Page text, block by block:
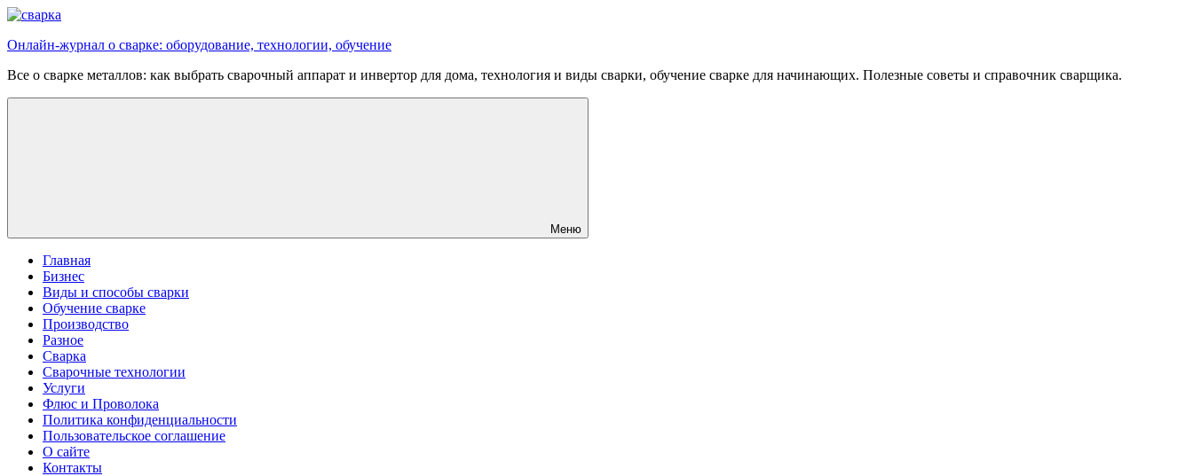
Перейти
содержимому
Онлайн-журнал о сварке: оборудование, технологии, обучение
Все о сварке металлов: как выбрать сварочный аппарат и инвертор для дома, технология и виды сварки, обучение сварке для начинающих. Полезные советы и справочник сварщика.
Меню
Главная
Бизнес
Виды и способы сварки
Обучение сварке
Производство
Разное
Сварка
Сварочные технологии
Услуги
Флюс и Проволока
Политика конфиденциальности
Пользовательское соглашение
О сайте
Контакты